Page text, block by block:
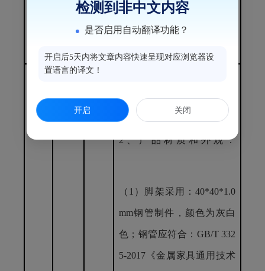
金拉手”的抽样检测报告复
印件(原件备查），进行佐
mm*高800mm；
2、产品材质和外观：
（ 1） 脚架采用： 40*40*1.0
mm钢管制件，颜色为灰白
色； 钢管应符合： GB/T 332
5-2017《金属家具通用技术
检测到非中文内容
是否启用自动翻译功能？
开启后5天内将文章内容快速呈现对应浏览器设
置语言的译文！
开启 关闭